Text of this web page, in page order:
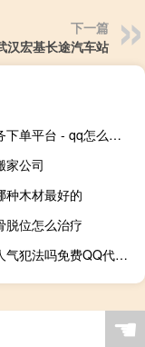
下一篇
汉宏基长途汽车站
熊猫业务下单平台 - qq怎么花钱买访客_快手刷双击在线下单
家公司
种木材最好的
脱位怎么治疗
快手刷人气犯法吗免费QQ代刷说说(众人快手刷)
☚